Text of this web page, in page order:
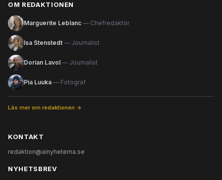
OM REDAKTIONEN
Marguerite Leblanc — Chefredaktör
Isa Stenstedt — Journalist
Dorian Lavol — Journalist
Pia Luuka — Fotograf
Läs mer om redaktionen →
KONTAKT
redaktion@ainyheterna.se
NYHETSBREV